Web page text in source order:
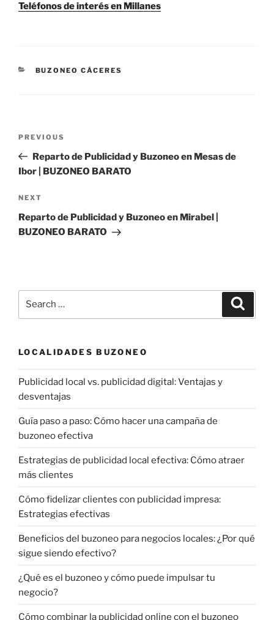
Teléfonos de interés en Millanes
CATEGORIES
BUZONEO CÁCERES
Previous
Post
PREVIOUS
Reparto de Publicidad y Buzoneo en Mesas de
Ibor | BUZONEO BARATO
Next
Post
NEXT
Reparto de Publicidad y Buzoneo en Mirabel |
BUZONEO BARATO
LOCALIDADES BUZONEO
Publicidad local vs. publicidad digital: Ventajas y
desventajas
Guía paso a paso: Cómo hacer una campaña de
buzoneo efectiva
Estrategias de publicidad local efectiva: Cómo atraer
más clientes
Cómo fidelizar clientes con publicidad impresa:
Estrategias efectivas
Beneficios del buzoneo para negocios locales: ¿Por qué
sigue siendo efectivo?
¿Qué es el buzoneo y cómo puede impulsar tu
negocio?
Cómo combinar la publicidad online con el buzoneo